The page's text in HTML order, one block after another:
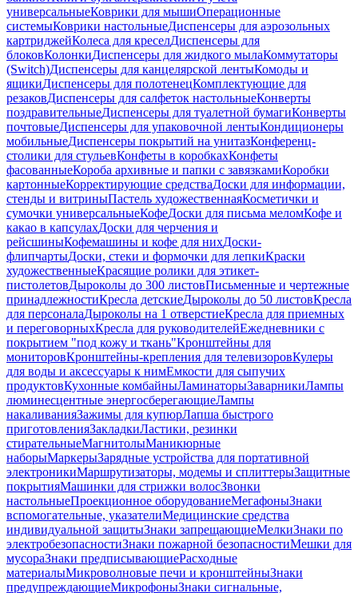
универсальныеКоврики для мышиОперационные
системыКоврики настольныеДиспенсеры для аэрозольных
картриджейКолеса для креселДиспенсеры для
блоковКолонкиДиспенсеры для жидкого мылаКоммутаторы
(Switch)Диспенсеры для канцелярской лентыКомоды и
ящикиДиспенсеры для полотенецКомплектующие для
резаковДиспенсеры для салфеток настольныеКонверты
поздравительныеДиспенсеры для туалетной бумагиКонверты
почтовыеДиспенсеры для упаковочной лентыКондиционеры
мобильныеДиспенсеры покрытий на унитазКонференц-
столики для стульевКонфеты в коробкахКонфеты
фасованныеКороба архивные и папки с завязкамиКоробки
картонныеКорректирующие средстваДоски для информации,
стенды и витриныПастель художественнаяКосметички и
сумочки универсальныеКофеДоски для письма меломКофе и
какао в капсулахДоски для черчения и
рейсшиныКофемашины и кофе для нихДоски-
флипчартыДоски, стеки и формочки для лепкиКраски
художественныеКрасящие ролики для этикет-
пистолетовДыроколы до 300 листовПисьменные и чертежные
принадлежностиКресла детскиеДыроколы до 50 листовКресла
для персоналаДыроколы на 1 отверстиеКресла для приемных
и переговорныхКресла для руководителейЕжедневники с
покрытием "под кожу и ткань"Кронштейны для
мониторовКронштейны-крепления для телевизоровКулеры
для воды и аксессуары к нимЕмкости для сыпучих
продуктовКухонные комбайныЛаминаторыЗаварникиЛампы
люминесцентные энергосберегающиеЛампы
накаливанияЗажимы для купюрЛапша быстрого
приготовленияЗакладкиЛастики, резинки
стирательныеМагнитолыМаникюрные
наборыМаркерыЗарядные устройства для портативной
электроникиМаршрутизаторы, модемы и сплиттерыЗащитные
покрытияМашинки для стрижки волосЗвонки
настольныеПроекционное оборудованиеМегафоныЗнаки
вспомогательные, указателиМедицинские средства
индивидуальной защитыЗнаки запрещающиеМелкиЗнаки по
электробезопасностиЗнаки пожарной безопасностиМешки для
мусораЗнаки предписывающиеРасходные
материалыМикроволновые печи и кронштейныЗнаки
предупреждающиеМикрофоныЗнаки сигнальные,